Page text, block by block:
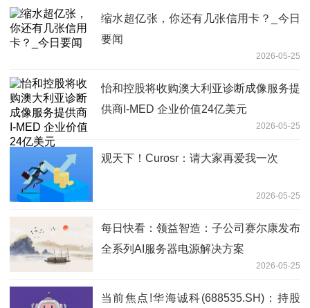
缩水超亿张，你还有几张信用卡？_今日
要闻
2026-05-25
怡和控股将收购澳大利亚诊断成像服务提
供商I-MED 企业价值24亿美元
2026-05-25
观天下！Curosr：请大家再爱我一次
2026-05-25
每日快看：领益智造：子公司赛尔康发布
全系列AI服务器电源解决方案
2026-05-25
当前焦点!华海诚科(688535.SH)：持股